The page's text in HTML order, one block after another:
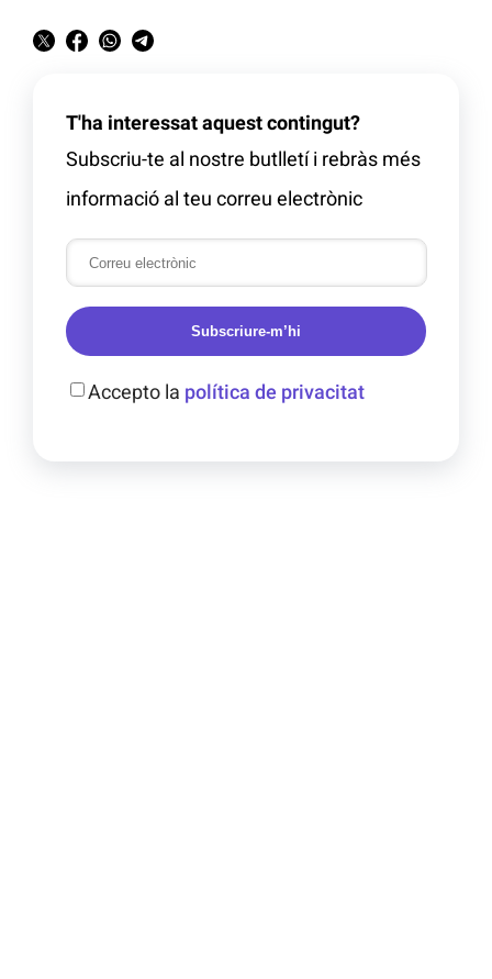
T'ha interessat aquest contingut?
Subscriu-te al nostre butlletí i rebràs més
informació al teu correu electrònic
Subscriure-m’hi
Accepto la política de privacitat